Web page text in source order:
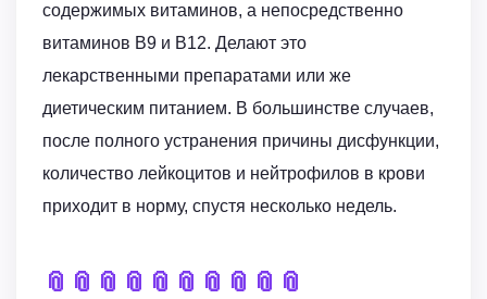
содержимых витаминов, а непосредственно
витаминов B9 и B12. Делают это
лекарственными препаратами или же
диетическим питанием. В большинстве случаев,
после полного устранения причины дисфункции,
количество лейкоцитов и нейтрофилов в крови
приходит в норму, спустя несколько недель.
📎 📎 📎 📎 📎 📎 📎 📎 📎 📎